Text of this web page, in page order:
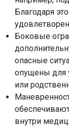
Благодаря
Боковые
опасные
опущены для
или
внутри